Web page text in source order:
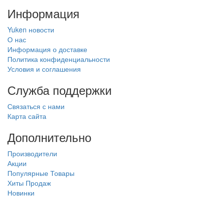
Информация
Yuken новости
О нас
Информация о доставке
Политика конфиденциальности
Условия и соглашения
Служба поддержки
Связаться с нами
Карта сайта
Дополнительно
Производители
Акции
Популярные Товары
Хиты Продаж
Новинки